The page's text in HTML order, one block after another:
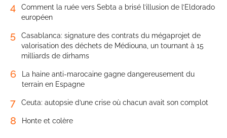
4
Comment la ruée vers Sebta a brisé l’illusion de l’Eldorado
européen
5
Casablanca: signature des contrats du mégaprojet de
valorisation des déchets de Médiouna, un tournant à 15
milliards de dirhams
6
La haine anti-marocaine gagne dangereusement du
terrain en Espagne
7 Ceuta: autopsie d’une crise où chacun avait son complot
8 Honte et colère